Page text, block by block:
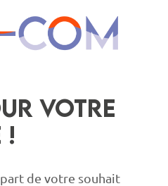
votre
!
de votre souhait